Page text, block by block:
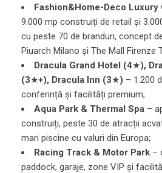
Fashion&Home-Deco Luxury
9.000 mp construiți de retail și
cu peste 70 de branduri, concept
Piuarch Milano și The Mall Firenze
Dracula Grand Hotel (4★),
(3★+), Dracula Inn (3★) – 1.200
conferință și facilități premium;
Aqua Park & Thermal Spa –
construiți, peste 30 de atracții
mari piscine cu valuri din Europa;
Racing Track & Motor Park –
paddock, garaje, zone VIP și